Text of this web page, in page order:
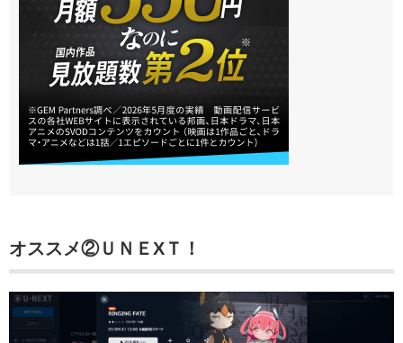
オススメ②ＵＮＥXＴ！